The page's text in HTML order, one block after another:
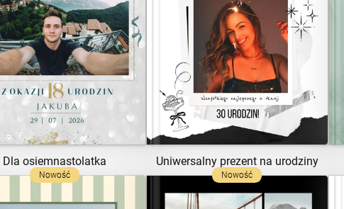
Dla osiemnastolatka
ZOBACZ SZABLON
Uniwersalny prezent na urodziny
ZOBACZ SZABLON
Nowość Nowość